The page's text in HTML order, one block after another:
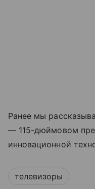
Ранее мы
— 115-дюймовом
инновационной
телевизоры